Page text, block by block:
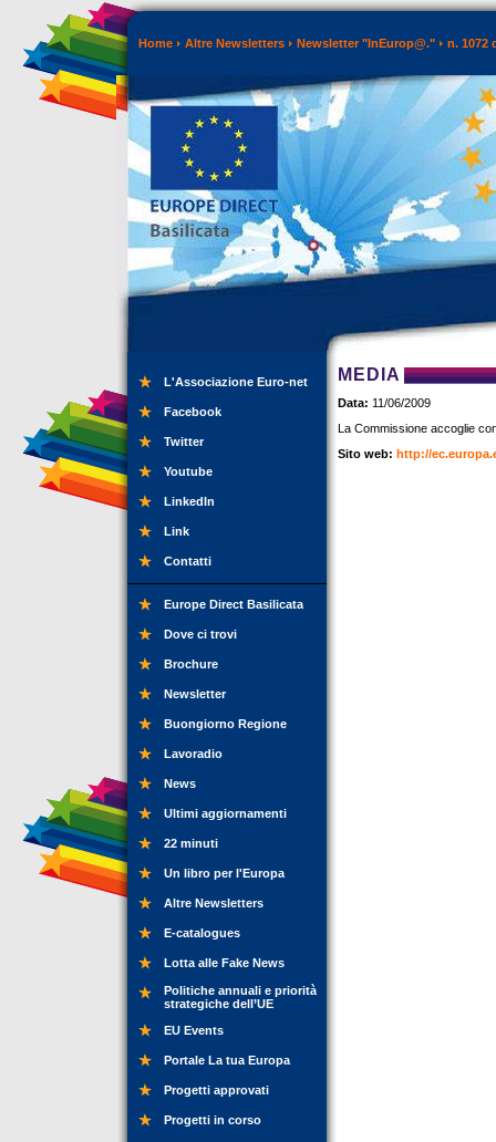
Home Altre Newsletters Newsletter "InEurop@." n. 1072
L'Associazione Euro-net
Facebook
Twitter
Youtube
LinkedIn
Link
Contatti
Europe Direct Basilicata
Dove ci trovi
Brochure
Newsletter
Buongiorno Regione
Lavoradio
News
Ultimi aggiornamenti
22 minuti
Un libro per l'Europa
Altre Newsletters
E-catalogues
Lotta alle Fake News
Politiche annuali e priorità
strategiche dell’UE
EU Events
Portale La tua Europa
Progetti approvati
Progetti in corso
MEDIA
Data: 11/06/2009
La Commissione accoglie
Sito web: http://